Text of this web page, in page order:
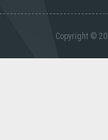
Copyright ©